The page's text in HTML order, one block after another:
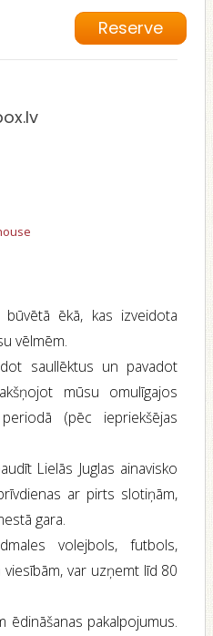
Reserve
būvētā ēkā, kas izveidota
vēlmēm.
saullēktus un pavadot
mūsu omulīgajos
(pēc iepriekšējas
Lielās Juglas ainavisko
ar pirts slotiņām,
gara.
volejbols, futbols,
var uzņemt līd 80
ēdināšanas pakalpojumus.